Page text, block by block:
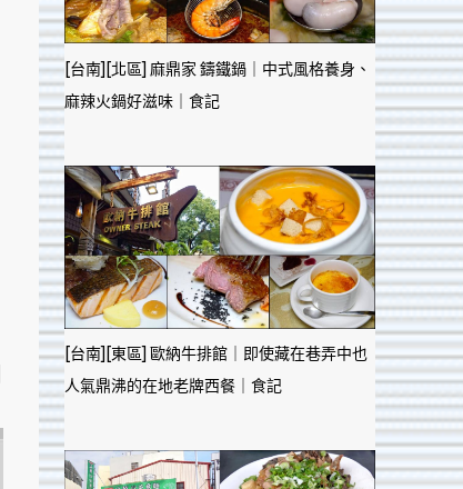
[台南][北區] 麻鼎家 鑄鐵鍋｜中式風格養身、
麻辣火鍋好滋味｜食記
[台南][東區] 歐納牛排館｜即使藏在巷弄中也
人氣鼎沸的在地老牌西餐｜食記